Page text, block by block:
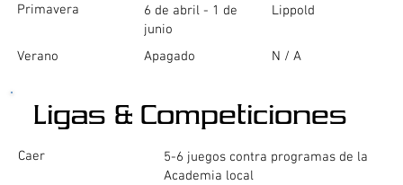
Primavera
Verano
6 de abril - 1 de
junio
Apagado
Lippold
N / A
Ligas & Competiciones
5-6 juegos contra programas de la
Academia local
Caer